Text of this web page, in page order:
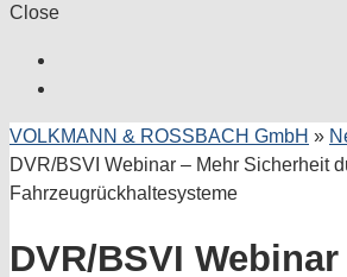
Close
VOLKMANN & ROSSBACH GmbH »
DVR/BSVI Webinar – Mehr Sicherheit
Fahrzeugrückhaltesysteme
DVR/BSVI